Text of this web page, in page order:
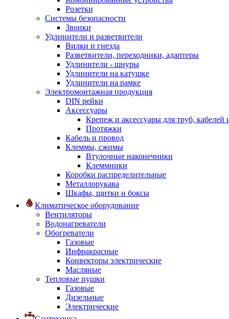
Розетки
Системы безопасности
Звонки
Удлинители и разветвители
Вилки и гнезда
Разветвители, переходники, адаптеры
Удлинители - шнуры
Удлинители на катушке
Удлинители на рамке
Электромонтажная продукция
DIN рейки
Аксессуары
Крепеж и аксессуары для труб, кабелей
Протяжки
Кабель и провод
Клеммы, сжимы
Втулочные наконечники
Клеммники
Коробки распределительные
Металлорукава
Шкафы, щитки и боксы
Климатическое оборудование
Вентиляторы
Водонагреватели
Обогреватели
Газовые
Инфракрасные
Конвекторы электрические
Масляные
Тепловые пушки
Газовые
Дизельные
Электрические